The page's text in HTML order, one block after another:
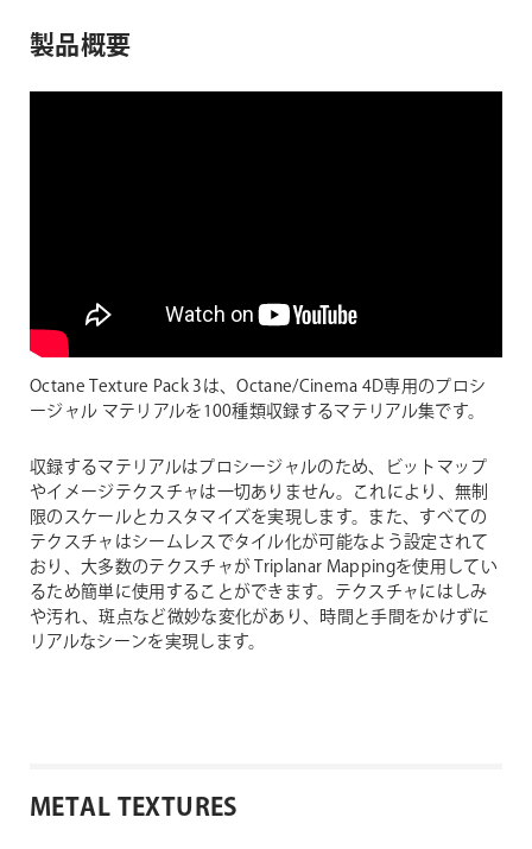
製品概要
Octane Texture Pack 3は、Octane/Cinema 4D専用のプロシ
ージャル マテリアルを100種類収録するマテリアル集です。
収録するマテリアルはプロシージャルのため、ビットマップ
やイメージテクスチャは一切ありません。これにより、無制
限のスケールとカスタマイズを実現します。また、すべての
テクスチャはシームレスでタイル化が可能なよう設定されて
おり、大多数のテクスチャが Triplanar Mappingを使用してい
るため簡単に使用することができます。テクスチャにはしみ
や汚れ、斑点など微妙な変化があり、時間と手間をかけずに
リアルなシーンを実現します。
METAL TEXTURES